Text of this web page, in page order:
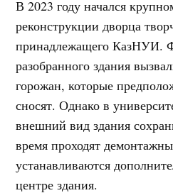
В 2023 году начался
реконструкции дворца
принадлежащего КазНУИ.
разобранного здания
горожан, которые
сносят. Однако в
внешний вид здания
время проходят
устанавливаются
центре здания.